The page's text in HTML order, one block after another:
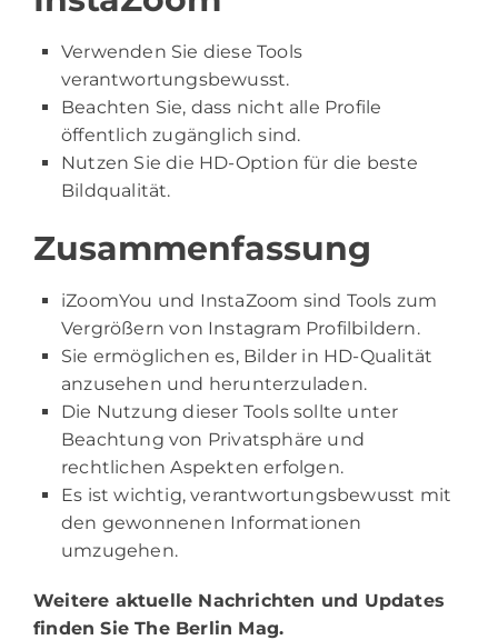
Verwenden Sie diese Tools
verantwortungsbewusst.
Beachten Sie, dass nicht alle Profile
öffentlich zugänglich sind.
Nutzen Sie die HD-Option für die beste
Bildqualität.
Zusammenfassung
iZoomYou und InstaZoom sind Tools zum
Vergrößern von Instagram Profilbildern.
Sie ermöglichen es, Bilder in HD-Qualität
anzusehen und herunterzuladen.
Die Nutzung dieser Tools sollte unter
Beachtung von Privatsphäre und
rechtlichen Aspekten erfolgen.
Es ist wichtig, verantwortungsbewusst mit
den gewonnenen Informationen
umzugehen.
Weitere aktuelle Nachrichten und Updates
finden SieThe Berlin Mag.